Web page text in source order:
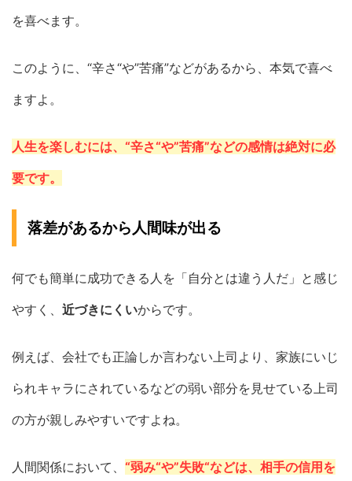
を喜べます。
このように、“辛さ“や”苦痛”などがあるから、本気で喜べ
ますよ。
人生を楽しむには、“辛さ“や”苦痛”などの感情は絶対に必
要です。
落差があるから人間味が出る
何でも簡単に成功できる人を「自分とは違う人だ」と感じ
やすく、 近づきにくいからです。
例えば、会社でも正論しか言わない上司より、家族にいじ
られキャラにされているなどの弱い部分を見せている上司
の方が親しみやすいですよね。
人間関係において、 “弱み“や”失敗“などは、相手の信用を